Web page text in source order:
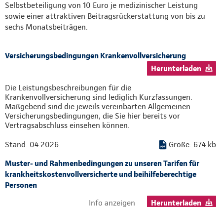
Selbstbeteiligung von 10 Euro je medizinischer Leistung
sowie einer attraktiven Beitragsrückerstattung von bis zu
sechs Monatsbeiträgen.
Versicherungsbedingungen Krankenvollversicherung
Herunterladen
Die Leistungsbeschreibungen für die
Krankenvollversicherung sind lediglich Kurzfassungen.
Maßgebend sind die jeweils vereinbarten Allgemeinen
Versicherungsbedingungen, die Sie hier bereits vor
Vertragsabschluss einsehen können.
Stand: 04.2026
Größe: 674 kb
Muster- und Rahmenbedingungen zu unseren Tarifen für
krankheitskostenvollversicherte und beihilfeberechtige
Personen
Info anzeigen
Herunterladen